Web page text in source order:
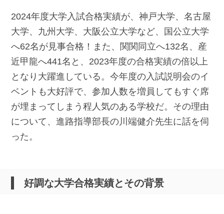
2024年度大学入試合格実績が、神戸大学、名古屋
大学、九州大学、大阪公立大学など、国公立大学
へ62名が見事合格！また、関関同立へ132名、産
近甲龍へ441名と、2023年度の合格実績の倍以上
となり大躍進している。今年度の入試説明会のイ
ベントも大好評で、参加人数を増員してもすぐ席
が埋まってしまう程人気のある学校だ。その理由
について、進路指導部長の川端健介先生に話を伺
った。
好調な大学合格実績とその背景